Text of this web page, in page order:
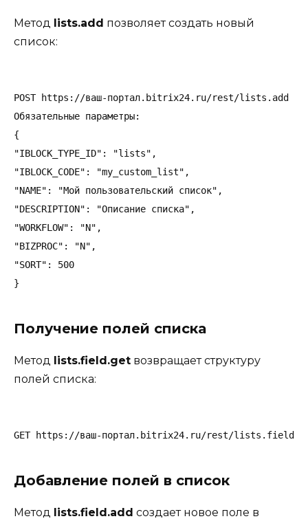
Метод lists.add позволяет создать новый
список:
POST https://ваш-портал.bitrix24.ru/rest/lists.add
Обязательные параметры:
{
"IBLOCK_TYPE_ID": "lists",
"IBLOCK_CODE": "my_custom_list",
"NAME": "Мой пользовательский список",
"DESCRIPTION": "Описание списка",
"WORKFLOW": "N",
"BIZPROC": "N",
"SORT": 500
Получение полей списка
Метод lists.field.get возвращает структуру
полей списка:
Добавление полей в список
Метод lists.field.add создает новое поле в